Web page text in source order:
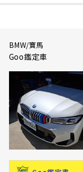
BMW/寶馬
Goo鑑定車